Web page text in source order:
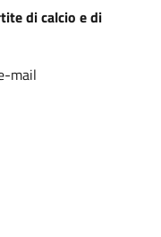
di calcio e di
mail